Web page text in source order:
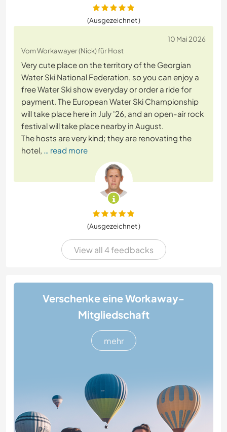
(Ausgezeichnet )
10 Mai 2026
Vom Workawayer (Nick) für Host
Very cute place on the territory of the Georgian
Water Ski National Federation, so you can enjoy a
free Water Ski show everyday or order a ride for
payment. The European Water Ski Championship
will take place here in July '26, and an open-air rock
festival will take place nearby in August.
The hosts are very kind; they are renovating the
hotel, … read more
(Ausgezeichnet )
View all 4 feedbacks
Verschenke eine Workaway-
Mitgliedschaft
mehr